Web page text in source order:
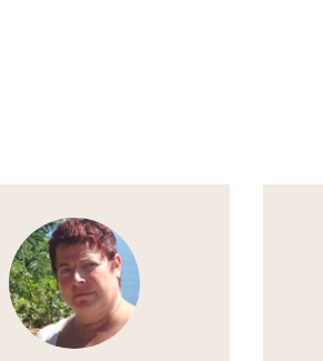
de quoi puiser
Voir